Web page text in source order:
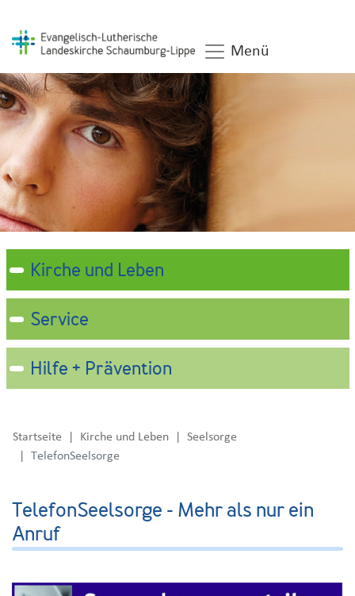
Menü
Kirche und Leben
Service
Hilfe + Prävention
Startseite Kirche und Leben
Seelsorge
TelefonSeelsorge
TelefonSeelsorge - Mehr als nur ein
Anruf